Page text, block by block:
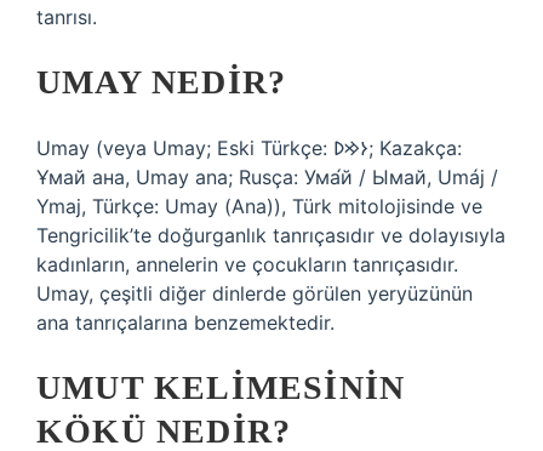
tanrısı.
UMAY NEDIR?
Umay (veya Umay; Eski Türkçe: 𐰆𐰢𐰖; Kazakça:
Ұмай aна, Umay ana; Rusça: Ума́й / Ымай, Umáj /
Ymaj, Türkçe: Umay (Ana)), Türk mitolojisinde ve
Tengricilik’te doğurganlık tanrıçasıdır ve dolayısıyla
kadınların, annelerin ve çocukların tanrıçasıdır.
Umay, çeşitli diğer dinlerde görülen yeryüzünün
ana tanrıçalarına benzemektedir.
UMUT KELIMESININ
KÖKÜ NEDIR?